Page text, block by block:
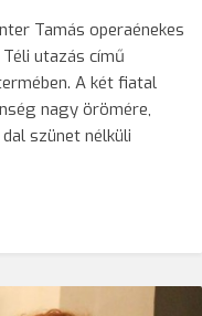
Tamás operaénekes
utazás című
A két fiatal
nagy örömére,
szünet nélküli